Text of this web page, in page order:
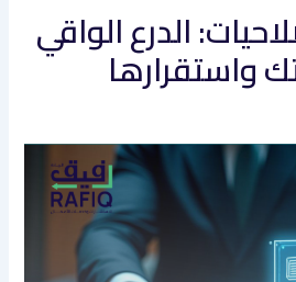
الدرع الواقي
واستقرارها